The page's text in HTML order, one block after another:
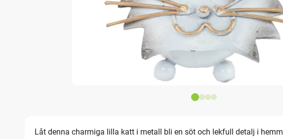
Låt denna charmiga lilla katt i metall bli en söt och lekfull detalj i